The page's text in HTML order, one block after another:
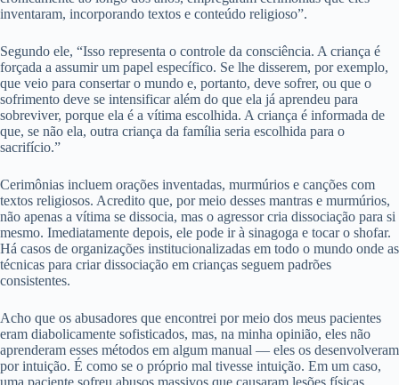
inventaram, incorporando textos e conteúdo religioso”.
Segundo ele, “Isso representa o controle da consciência. A criança é
forçada a assumir um papel específico. Se lhe disserem, por exemplo,
que veio para consertar o mundo e, portanto, deve sofrer, ou que o
sofrimento deve se intensificar além do que ela já aprendeu para
sobreviver, porque ela é a vítima escolhida. A criança é informada de
que, se não ela, outra criança da família seria escolhida para o
sacrifício.”
Cerimônias incluem orações inventadas, murmúrios e canções com
textos religiosos. Acredito que, por meio desses mantras e murmúrios,
não apenas a vítima se dissocia, mas o agressor cria dissociação para si
mesmo. Imediatamente depois, ele pode ir à sinagoga e tocar o shofar.
Há casos de organizações institucionalizadas em todo o mundo onde as
técnicas para criar dissociação em crianças seguem padrões
consistentes.
Acho que os abusadores que encontrei por meio dos meus pacientes
eram diabolicamente sofisticados, mas, na minha opinião, eles não
aprenderam esses métodos em algum manual — eles os desenvolveram
por intuição. É como se o próprio mal tivesse intuição. Em um caso,
uma paciente sofreu abusos massivos que causaram lesões físicas,